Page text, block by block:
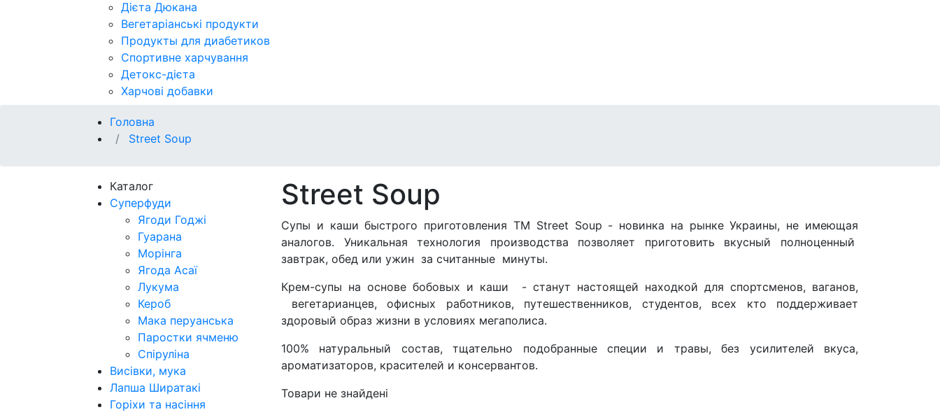
Дієта Дюкана
Вегетаріанські продукти
Продукты для диабетиков
Спортивне харчування
Детокс-дієта
Харчові добавки
Головна
Street Soup
Каталог
Суперфуди
Ягоди Годжі
Гуарана
Морінга
Ягода Асаї
Лукума
Кероб
Мака перуанська
Паростки ячменю
Спіруліна
Висівки, мука
Лапша Ширатакі
Горіхи та насіння
Street Soup
Супы и каши быстрого приготовления ТМ Street Soup - новинка на рынке Украины, не имеющая
аналогов. Уникальная технология производства позволяет приготовить вкусный полноценный
завтрак, обед или ужин за считанные минуты.
Крем-супы на основе бобовых и каши - станут настоящей находкой для спортсменов, ваганов,
вегетарианцев, офисных работников, путешественников, студентов, всех кто поддерживает
здоровый образ жизни в условиях мегаполиса.
100% натуральный состав, тщательно подобранные специи и травы, без усилителей вкуса,
ароматизаторов, красителей и консервантов.
Товари не знайдені